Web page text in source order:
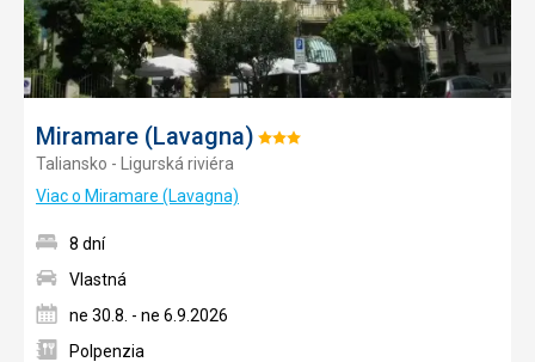
Miramare (Lavagna) Hodnotenie:
Taliansko - Ligurská riviéra
Viac o Miramare (Lavagna)
8 dní
Vlastná
ne 30.8. - ne 6.9.2026
Polpenzia